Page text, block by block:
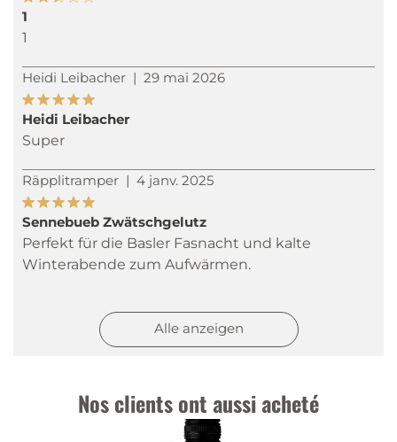
1
1
Heidi Leibacher | 29 mai 2026
Heidi Leibacher
Super
Räpplitramper | 4 janv. 2025
Sennebueb Zwätschgelutz
Perfekt für die Basler Fasnacht und kalte
Winterabende zum Aufwärmen.
Alle anzeigen
Nos clients ont aussi acheté